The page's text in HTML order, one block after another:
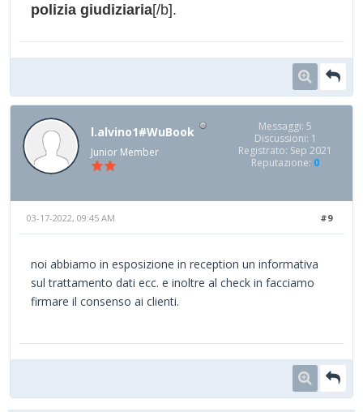
polizia giudiziaria[/b].
l.alvino1#WuBook
Junior Member
Messaggi: 5
Discussioni: 1
Registrato: Sep 2021
Reputazione: 0
#9
03-17-2022, 09:45 AM
noi abbiamo in esposizione in reception un informativa
sul trattamento dati ecc. e inoltre al check in facciamo
firmare il consenso ai clienti.